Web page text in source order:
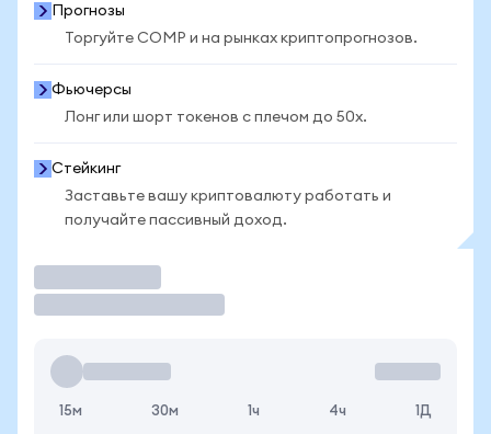
Прогнозы
Торгуйте COMP и на рынках криптопрогнозов.
Фьючерсы
Лонг или шорт токенов с плечом до 50x.
Стейкинг
Заставьте вашу криптовалюту работать и
получайте пассивный доход.
15м 30м 1ч 4ч 1Д